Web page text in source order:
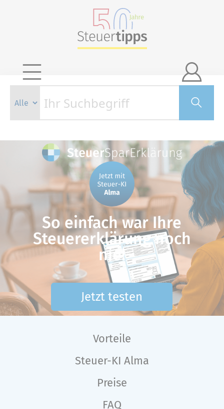

So einfach war Ihre
Steuererklärung noch
nie!
Jetzt testen
Vorteile
Steuer-KI Alma
Preise
FAQ